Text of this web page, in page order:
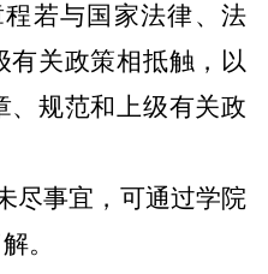
程若与国家法律、法
有关政策相抵触，以
、规范和上级有关政
尽事宜，可通过学院
。